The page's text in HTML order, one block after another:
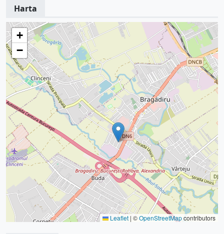
Harta
+
−
Leaflet | ©OpenStreetMapcontributors